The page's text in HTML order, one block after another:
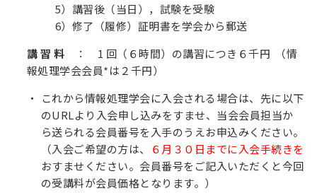
5）講習後（当日），試験を受験
6）修了（履修）証明書を学会から郵送
講 習 料 ： 1 回（６時間）の講習につき６千円 （情
報処理学会会員*は２千円）
これから情報処理学会に入会される場合は、先に以下
のURLより入会申し込みをすませ、当会会員担当か
ら送られる会員番号を入手のうえお申込みください。
（入会ご希望の方は、
６月３０日までに入会手続きを
おすませください。会員番号をご記入いただくと今回
の受講料が会員価格となります。）